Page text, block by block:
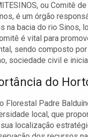
ou Comitê
é um órgão
na bacia do rio Sinos,
é vital para
sendo composto
sociedade civil e
do
Florestal Padre
local, que
localização